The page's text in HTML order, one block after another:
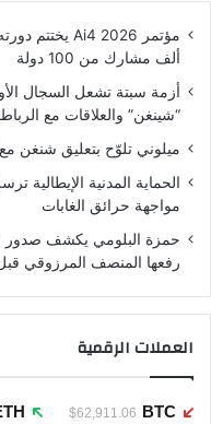
ألف مشارك من 100 دولة
أزمة سبتة تشعل السجال
“شينغن” والعلاقات مع
ميلوني تلوّح بتعليق شنغن
الحماية المدنية الإيطالية
مواجهة حرائق الغابات
حمزة البلومي يكشف صدور
رفعها المنصف المرزوقي قبل 12
العملات الرقمية
BTC
$62,911.06